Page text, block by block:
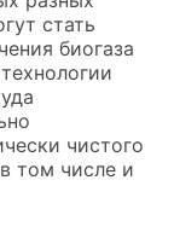
стать
биогаза
чистого
том числе и